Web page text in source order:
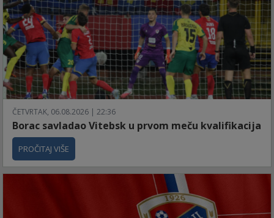
ČETVRTAK, 06.08.2026 | 22:36
Borac savladao Vitebsk u prvom meču kvalifikacija
PROČITAJ VIŠE